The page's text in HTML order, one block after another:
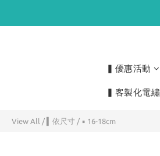
▍優惠活動
▍客製化電繡
View All / ▍依尺寸 / ▪ 16-18cm